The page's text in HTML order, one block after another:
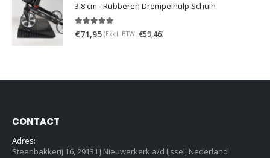
3,8 cm - Rubberen Drempelhulp Schuin
5.00out of 5
€71,95 (Excl. BTW: €59,46)
CONTACT
Adres:
Steenbakkerij 16, 2913 LJ Nieuwerkerk a/d IJssel, Nederland